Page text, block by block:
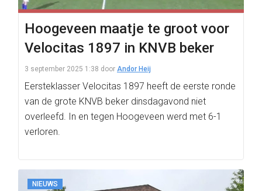
Hoogeveen maatje te groot voor
Velocitas 1897 in KNVB beker
3 september 2025 1:38 door Andor Heij
Eersteklasser Velocitas 1897 heeft de eerste ronde
van de grote KNVB beker dinsdagavond niet
overleefd. In en tegen Hoogeveen werd met 6-1
verloren.
NIEUWS